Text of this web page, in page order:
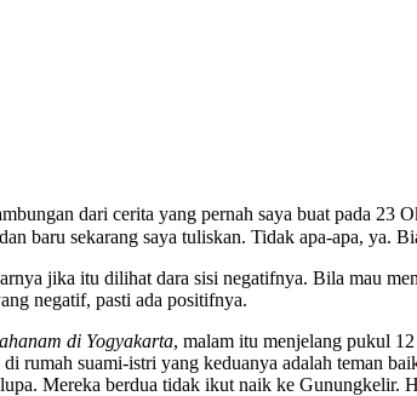
dari cerita yang pernah saya buat pada 23
baru sekarang saya tuliskan. Tidak apa-apa, ya.
jika itu dilihat dara sisi negatifnya. Bila mau
negatif, pasti ada positifnya.
di Yogyakarta, malam itu menjelang pukul
rumah suami-istri yang keduanya adalah teman
Mereka berdua tidak ikut naik ke